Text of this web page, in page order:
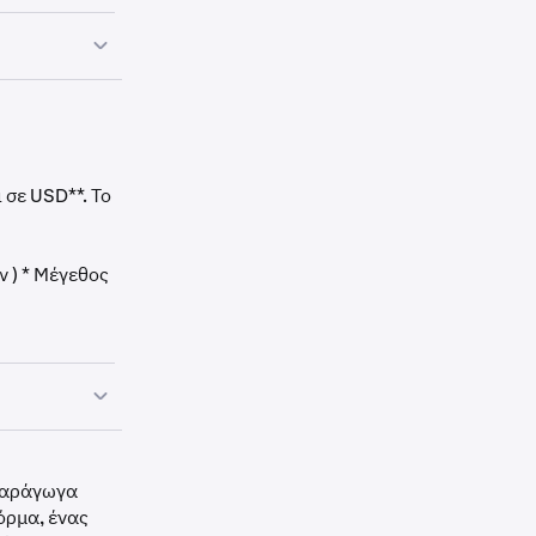
USD**. Το
) * Μέγεθος
ένας